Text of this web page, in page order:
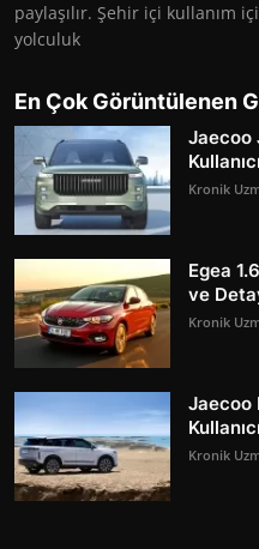
paylaşılır. Şehir içi kullanım
yolculuk
En Çok Görüntülenen
Jaecoo
Kronik
Egea
ve
Kronik
Jaecoo
Kronik